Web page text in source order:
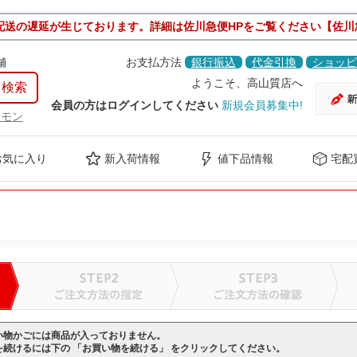
の遅延が生じております。詳細は佐川急便HPをご覧ください【佐
お支払方法 銀行振込 代金引換 ショッ
ン
ようこそ、高山質店へ
会員の方はログインしてください 新規会員募集中!
に入り 新入荷情報 値下品情報 宅配
かごには商品が入っておりません。
けるには下の 「お買い物を続ける」 をクリックしてください。